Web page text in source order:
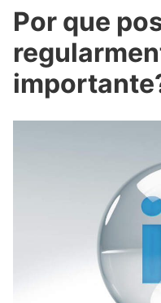
Por que